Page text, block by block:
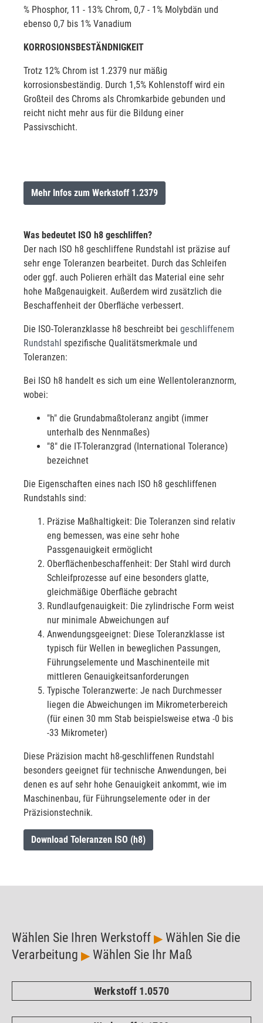
Wählen Sie Ihren Werkstoff ▶ Wählen Sie die
Verarbeitung ▶ Wählen Sie Ihr Maß
Werkstoff 1.0570
% Phosphor, 11 - 13% Chrom, 0,7 - 1% Molybdän und
ebenso 0,7 bis 1% Vanadium
KORROSIONSBESTÄNDNIGKEIT
Trotz 12% Chrom ist 1.2379 nur mäßig
korrosionsbeständig. Durch 1,5% Kohlenstoff wird ein
Großteil des Chroms als Chromkarbide gebunden und
reicht nicht mehr aus für die Bildung einer
Passivschicht.
Mehr Infos zum Werkstoff 1.2379
Was bedeutet ISO h8 geschliffen?
Der nach ISO h8 geschliffene Rundstahl ist präzise auf
sehr enge Toleranzen bearbeitet. Durch das Schleifen
oder ggf. auch Polieren erhält das Material eine sehr
hohe Maßgenauigkeit. Außerdem wird zusätzlich die
Beschaffenheit der Oberfläche verbessert.
Die ISO-Toleranzklasse h8 beschreibt bei geschliffenem
Rundstahl spezifische Qualitätsmerkmale und
Toleranzen:
Bei ISO h8 handelt es sich um eine Wellentoleranznorm,
wobei:
"h" die Grundabmaßtoleranz angibt (immer
unterhalb des Nennmaßes)
"8" die IT-Toleranzgrad (International Tolerance)
bezeichnet
Die Eigenschaften eines nach ISO h8 geschliffenen
Rundstahls sind:
Präzise Maßhaltigkeit: Die Toleranzen sind relativ
eng bemessen, was eine sehr hohe
Passgenauigkeit ermöglicht
Oberflächenbeschaffenheit: Der Stahl wird durch
Schleifprozesse auf eine besonders glatte,
gleichmäßige Oberfläche gebracht
Rundlaufgenauigkeit: Die zylindrische Form weist
nur minimale Abweichungen auf
Anwendungsgeeignet: Diese Toleranzklasse ist
typisch für Wellen in beweglichen Passungen,
Führungselemente und Maschinenteile mit
mittleren Genauigkeitsanforderungen
Typische Toleranzwerte: Je nach Durchmesser
liegen die Abweichungen im Mikrometerbereich
(für einen 30 mm Stab beispielsweise etwa -0 bis
-33 Mikrometer)
Diese Präzision macht h8-geschliffenen Rundstahl
besonders geeignet für technische Anwendungen, bei
denen es auf sehr hohe Genauigkeit ankommt, wie im
Maschinenbau, für Führungselemente oder in der
Präzisionstechnik.
Download Toleranzen ISO (h8)